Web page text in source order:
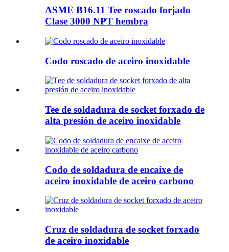
ASME B16.11 Tee roscado forjado
Clase 3000 NPT hembra
Codo roscado de aceiro inoxidable
Tee de soldadura de socket forxado de
alta presión de aceiro inoxidable
Codo de soldadura de encaixe de
aceiro inoxidable de aceiro carbono
Cruz de soldadura de socket forxado
de aceiro inoxidable